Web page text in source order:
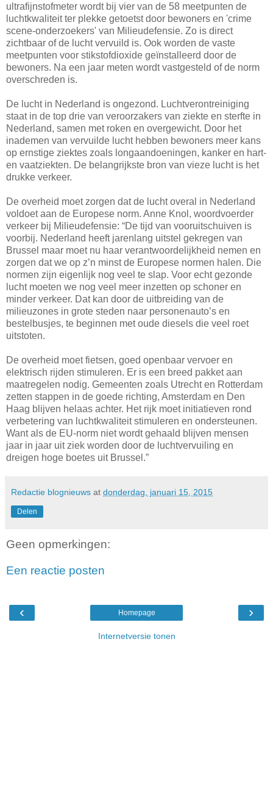
ultrafijnstofmeter wordt bij vier van de 58 meetpunten de
luchtkwaliteit ter plekke getoetst door bewoners en 'crime
scene-onderzoekers' van Milieudefensie. Zo is direct
zichtbaar of de lucht vervuild is. Ook worden de vaste
meetpunten voor stikstofdioxide geïnstalleerd door de
bewoners. Na een jaar meten wordt vastgesteld of de norm
overschreden is.
De lucht in Nederland is ongezond. Luchtverontreiniging
staat in de top drie van veroorzakers van ziekte en sterfte in
Nederland, samen met roken en overgewicht. Door het
inademen van vervuilde lucht hebben bewoners meer kans
op ernstige ziektes zoals longaandoeningen, kanker en hart-
en vaatziekten. De belangrijkste bron van vieze lucht is het
drukke verkeer.
De overheid moet zorgen dat de lucht overal in Nederland
voldoet aan de Europese norm. Anne Knol, woordvoerder
verkeer bij Milieudefensie: “De tijd van vooruitschuiven is
voorbij. Nederland heeft jarenlang uitstel gekregen van
Brussel maar moet nu haar verantwoordelijkheid nemen en
zorgen dat we op z’n minst de Europese normen halen. Die
normen zijn eigenlijk nog veel te slap. Voor echt gezonde
lucht moeten we nog veel meer inzetten op schoner en
minder verkeer. Dat kan door de uitbreiding van de
milieuzones in grote steden naar personenauto’s en
bestelbusjes, te beginnen met oude diesels die veel roet
uitstoten.
De overheid moet fietsen, goed openbaar vervoer en
elektrisch rijden stimuleren. Er is een breed pakket aan
maatregelen nodig. Gemeenten zoals Utrecht en Rotterdam
zetten stappen in de goede richting, Amsterdam en Den
Haag blijven helaas achter. Het rijk moet initiatieven rond
verbetering van luchtkwaliteit stimuleren en ondersteunen.
Want als de EU-norm niet wordt gehaald blijven mensen
jaar in jaar uit ziek worden door de luchtvervuiling en
dreigen hoge boetes uit Brussel.”
Redactie blognieuws at donderdag, januari 15, 2015
Delen
Geen opmerkingen:
Een reactie posten
‹ ›
Homepage
Internetversie tonen